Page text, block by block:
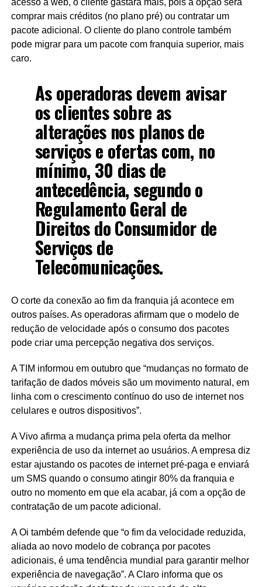
acesso à web, o cliente gastará mais, pois a opção será
comprar mais créditos (no plano pré) ou contratar um
pacote adicional. O cliente do plano controle também
pode migrar para um pacote com franquia superior, mais
caro.
As operadoras devem avisar
os clientes sobre as
alterações nos planos de
serviços e ofertas com, no
mínimo, 30 dias de
antecedência, segundo o
Regulamento Geral de
Direitos do Consumidor de
Serviços de
Telecomunicações.
O corte da conexão ao fim da franquia já acontece em
outros países. As operadoras afirmam que o modelo de
redução de velocidade após o consumo dos pacotes
pode criar uma percepção negativa dos serviços.
A TIM informou em outubro que “mudanças no formato de
tarifação de dados móveis são um movimento natural, em
linha com o crescimento contínuo do uso de internet nos
celulares e outros dispositivos”.
A Vivo afirma a mudança prima pela oferta da melhor
experiência de uso da internet ao usuários. A empresa diz
estar ajustando os pacotes de internet pré-paga e enviará
um SMS quando o consumo atingir 80% da franquia e
outro no momento em que ela acabar, já com a opção de
contratação de um pacote adicional.
A Oi também defende que “o fim da velocidade reduzida,
aliada ao novo modelo de cobrança por pacotes
adicionais, é uma tendência mundial para garantir melhor
experiência de navegação”. A Claro informa que os